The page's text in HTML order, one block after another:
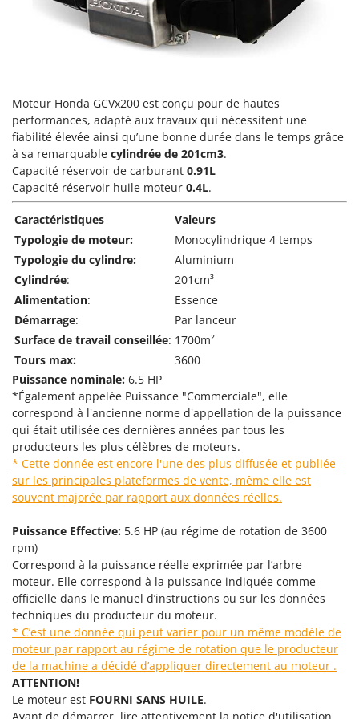
Pulvérisateurs
Pulvérisateurs portés
Rampes de chargement en aluminium
Râpes à fromage électriques
Râteaux pour tracteur
Remplisseuses
Robots nettoyeurs de piscine
Robots Tondeuses
Rogneuses de souches
Rouleaux pour tracteur
S
Scies à os
Scies à Ruban
Scies alternatives à batterie
Scies de jardin télescopiques
Sécateurs électriques à batterie
Sécateurs et Échenilloirs manuels
Sécateurs pneumatiques
Semoirs et Épandeurs d'engrais
Socs pour tracteur
Souffleurs aspirateurs pour Feuilles
Soufreuses - Poudreuses à dos
Soufreuses - Poudreuses pour tracteur
T
Taille-haies
Taille-haies à bras pour tracteur
Tarières
Tondeuses à Gazon
GRIFO
H
Hailo
Helvi
Henx
HiKOKI
Honda
I
Idromatic
Il-Tec
Imperia
Infaco
Intec
Italyco
ITM
J JOLLY ITALIA
K
Karcher
Kasco
Kemper
Keter
KitchenAid
Komo
L
Laica
Moteur Honda GCVx200 est conçu pour de hautes
performances, adapté aux travaux qui nécessitent une
fiabilité élevée ainsi qu’une bonne durée dans le temps grâce
à sa remarquable cylindrée de 201cm3.
Capacité réservoir de carburant 0.91L
Capacité réservoir huile moteur 0.4L.
Caractéristiques
Valeurs
Typologie de moteur:
Monocylindrique 4 temps
Typologie du cylindre:
Aluminium
Cylindrée:
201cm³
Alimentation:
Essence
Démarrage:
Par lanceur
Surface de travail conseillée: 1700m²
Tours max:
3600
Puissance nominale: 6.5 HP
*Également appelée Puissance "Commerciale", elle
correspond à l'ancienne norme d'appellation de la puissance
qui était utilisée ces dernières années par tous les
producteurs les plus célèbres de moteurs.
* Cette donnée est encore l'une des plus diffusée et publiée
sur les principales plateformes de vente, même elle est
souvent majorée par rapport aux données réelles.
Puissance Effective: 5.6 HP (au régime de rotation de 3600
rpm)
Correspond à la puissance réelle exprimée par l’arbre
moteur. Elle correspond à la puissance indiquée comme
officielle dans le manuel d’instructions ou sur les données
techniques du producteur du moteur.
* C’est une donnée qui peut varier pour un même modèle de
moteur par rapport au régime de rotation que le producteur
de la machine a décidé d’appliquer directement au moteur .
ATTENTION!
Le moteur est FOURNI SANS HUILE.